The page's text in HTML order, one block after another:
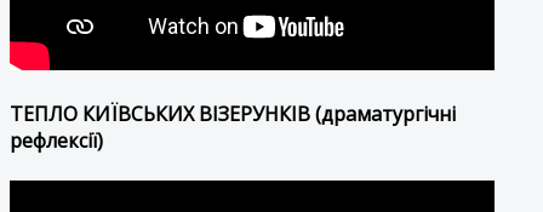
ТЕПЛО КИЇВСЬКИХ ВІЗЕРУНКІВ (драматургічні
рефлексії)